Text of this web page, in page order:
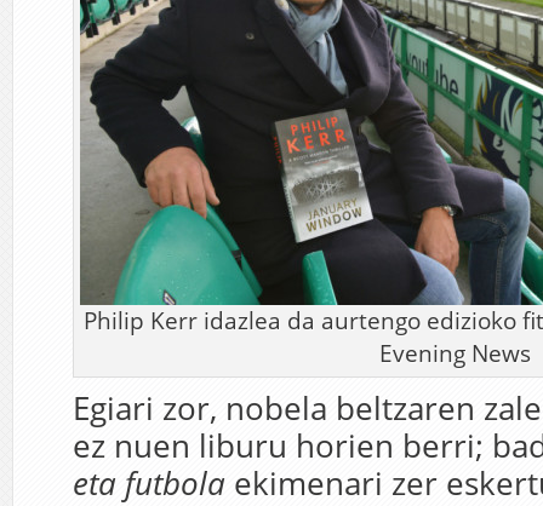
Philip Kerr idazlea da aurtengo edizioko
Evening News
Egiari zor, nobela beltzaren
ez nuen liburu horien berri;
eta futbola ekimenari zer